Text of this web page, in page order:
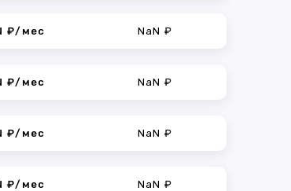
₽/мес NaN ₽
₽/мес NaN ₽
₽/мес NaN ₽
₽/мес NaN ₽